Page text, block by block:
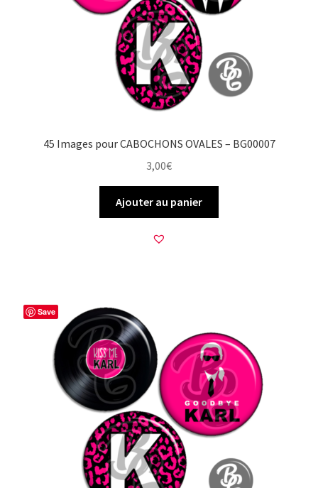
45 Images pour CABOCHONS OVALES – BG00007
3,00€
Ajouter au panier
Save